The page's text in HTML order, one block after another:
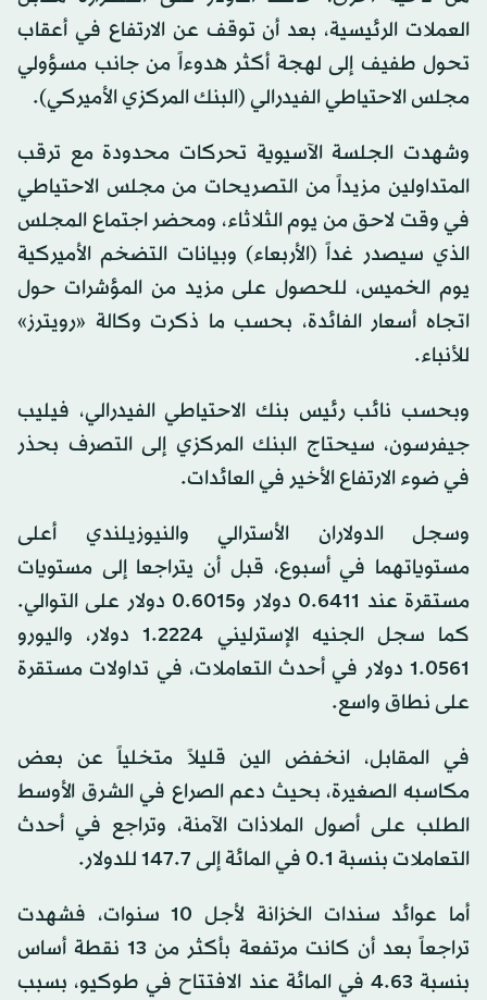
العملات الرئيسية، بعد أن توقف عن الارتفاع في أعقاب
تحول طفيف إلى لهجة أكثر هدوءاً من جانب مسؤولي
مجلس الاحتياطي الفيدرالي (البنك المركزي الأميركي).
وشهدت الجلسة الآسيوية تحركات محدودة مع ترقب
المتداولين مزيداً من التصريحات من مجلس الاحتياطي
في وقت لاحق من يوم الثلاثاء، ومحضر اجتماع المجلس
الذي سيصدر غداً (الأربعاء) وبيانات التضخم الأميركية
يوم الخميس، للحصول على مزيد من المؤشرات حول
اتجاه أسعار الفائدة، بحسب ما ذكرت وكالة «رويترز»
للأنباء.
وبحسب نائب رئيس بنك الاحتياطي الفيدرالي، فيليب
جيفرسون، سيحتاج البنك المركزي إلى التصرف بحذر
في ضوء الارتفاع الأخير في العائدات.
وسجل الدولاران الأسترالي والنيوزيلندي أعلى
مستوياتهما في أسبوع، قبل أن يتراجعا إلى مستويات
مستقرة عند 0.6411 دولار و0.6015 دولار على التوالي.
كما سجل الجنيه الإسترليني 1.2224 دولار، واليورو
1.0561 دولار في أحدث التعاملات، في تداولات مستقرة
على نطاق واسع.
في المقابل، انخفض الين قليلاً متخلياً عن بعض
مكاسبه الصغيرة، بحيث دعم الصراع في الشرق الأوسط
الطلب على أصول الملاذات الآمنة، وتراجع في أحدث
التعاملات بنسبة 0.1 في المائة إلى 147.7 للدولار.
أما عوائد سندات الخزانة لأجل 10 سنوات، فشهدت
تراجعاً بعد أن كانت مرتفعة بأكثر من 13 نقطة أساس
بنسبة 4.63 في المائة عند الافتتاح في طوكيو، بسبب